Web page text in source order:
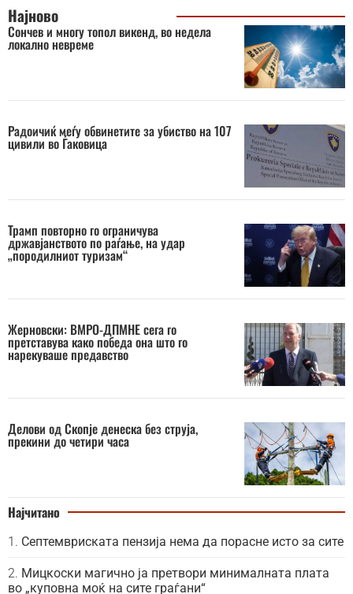
Најново
Сончев и многу топол викенд, во недела
локално невреме
Радоичиќ меѓу обвинетите за убиство на 107
цивили во Ѓаковица
Трамп повторно го ограничува
државјанството по раѓање, на удар
„породилниот туризам“
Жерновски: ВМРО-ДПМНЕ сега го
претставува како победа она што го
нарекуваше предавство
Делови од Скопје денеска без струја,
прекини до четири часа
Најчитано
Септемвриската пензија нема да порасне исто за сите
Мицкоски магично ја претвори минималната плата
во „куповна моќ на сите граѓани“